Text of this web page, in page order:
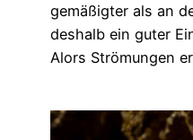
gemäßigter als an
deshalb ein guter
Alors Strömungen